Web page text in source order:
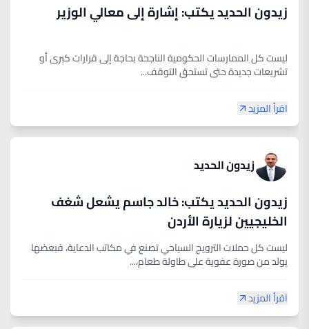
زيدون الحديد يكتب: إشارة إلى معالي الوزير
ليست كل الممارسات الحكومية الناجحة بحاجة إلى قرارات كبرى أو
تشريعات جديدة حتى تستحق التوقف...
اقرأ المزيد
زيدون الحديد
زيدون الحديد يكتب: خالد جاسم يشعل شغف
الخليجيين لزيارة الأردن
ليست كل حملات الترويج السياحي تصنع في مكاتب الدعاية، فبعضها
يولد من صورة عفوية على طاولة طعام،...
اقرأ المزيد